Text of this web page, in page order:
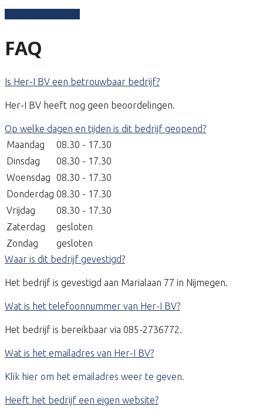
FAQ
Is Her-I BV een betrouwbaar bedrijf?
Her-I BV heeft nog geen beoordelingen.
Op welke dagen en tijden is dit bedrijf geopend?
Maandag
08.30 - 17.30
Dinsdag
08.30 - 17.30
Woensdag
08.30 - 17.30
Donderdag 08.30 - 17.30
Vrijdag
08.30 - 17.30
Zaterdag
gesloten
Zondag
gesloten
Waar is dit bedrijf gevestigd?
Het bedrijf is gevestigd aan Marialaan 77 in Nijmegen.
Wat is het telefoonnummer van Her-I BV?
Het bedrijf is bereikbaar via 085-2736772.
Wat is het emailadres van Her-I BV?
Klik hier om het emailadres weer te geven.
Heeft het bedrijf een eigen website?